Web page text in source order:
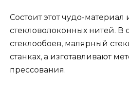
Состоит этот чудо-материал
стекловолоконных нитей. В
стеклообоев, малярный
станках, а изготавливают
прессования.